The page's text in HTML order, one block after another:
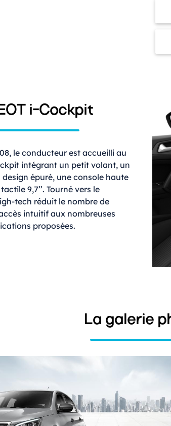
i-Cockpit
le conducteur est accueilli au
intégrant un petit volant, un
épuré, une console haute
9,7’’. Tourné vers le
tech réduit le nombre de
intuitif aux nombreuses
proposées.
La galerie